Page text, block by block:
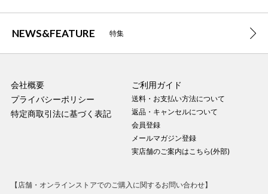
NEWS&FEATURE 特集
会社概要
プライバシーポリシー
特定商取引法に基づく表記
ご利用ガイド
送料・お支払い方法について
返品・キャンセルについて
会員登録
メールマガジン登録
実店舗のご案内はこちら(外部)
【店舗・オンラインストアでのご購入に関するお問い合わせ】